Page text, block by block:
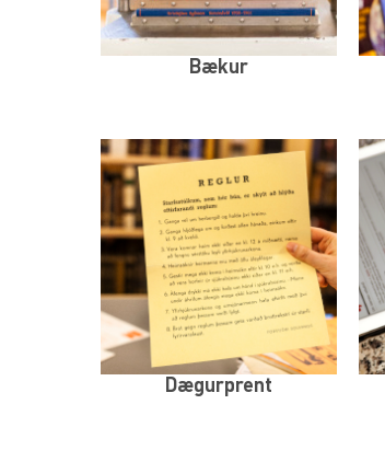
Bækur
Dægurprent